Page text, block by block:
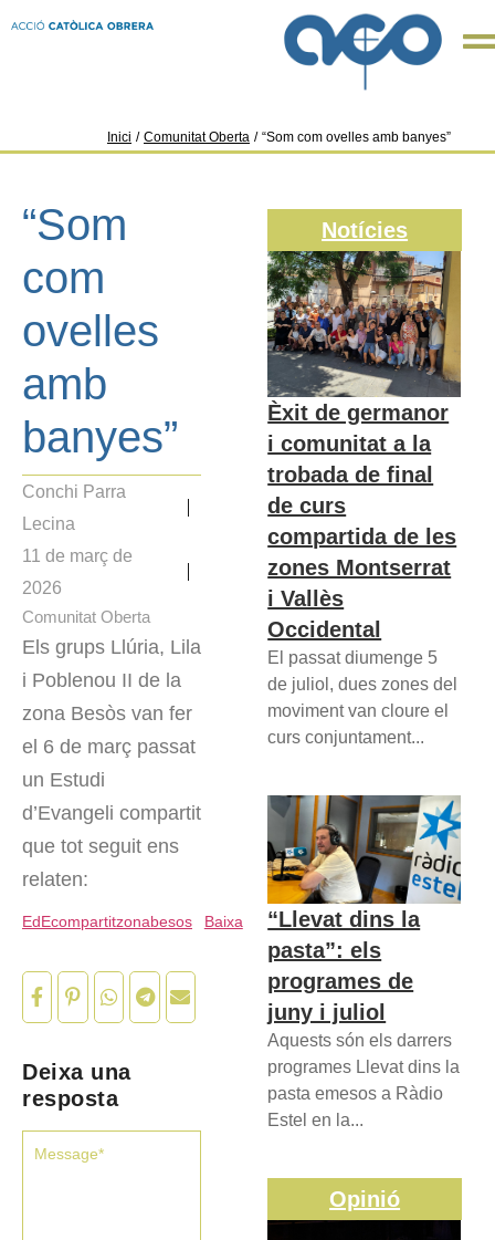
Inici / Comunitat Oberta / “Som com ovelles amb banyes”
“Som
com
ovelles
amb
banyes”
Conchi Parra
Lecina
11 de març de
2026
Comunitat Oberta
Els grups Llúria, Lila
i Poblenou II de la
zona Besòs van fer
el 6 de març passat
un Estudi
d’Evangeli compartit
que tot seguit ens
relaten:
EdEcompartitzonabesos Baixa
Deixa una
resposta
Notícies
Èxit de germanor
i comunitat a la
trobada de final
de curs
compartida de les
zones Montserrat
i Vallès
Occidental
El passat diumenge 5
de juliol, dues zones del
moviment van cloure el
curs conjuntament...
“Llevat dins la
pasta”: els
programes de
juny i juliol
Aquests són els darrers
programes Llevat dins la
pasta emesos a Ràdio
Estel en la...
Opinió